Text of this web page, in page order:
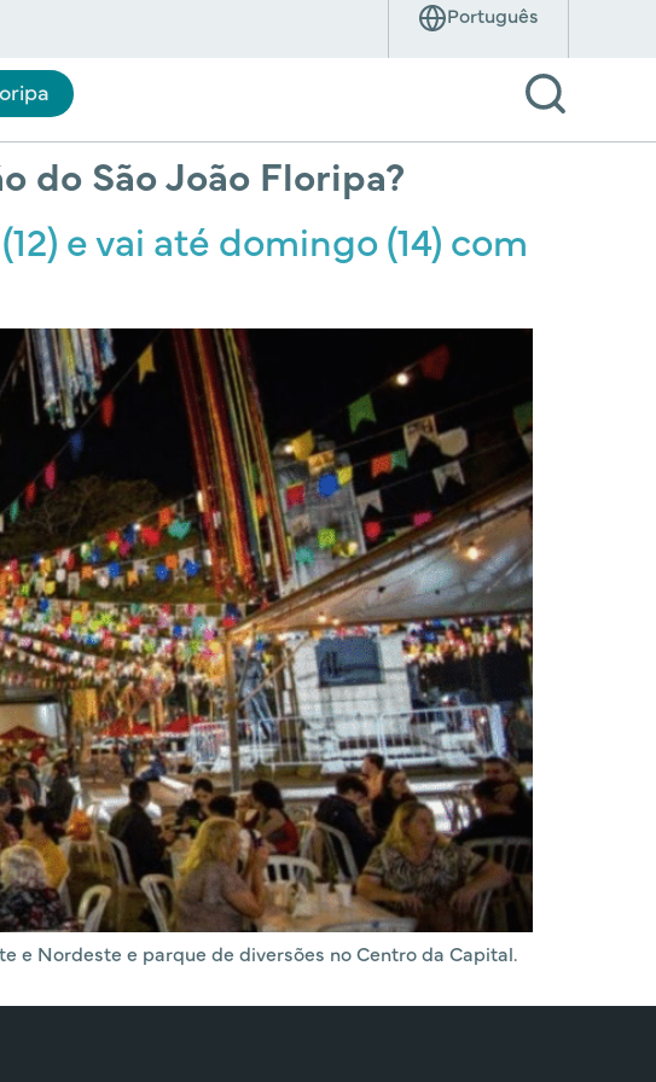
do São João Floripa?
e vai até domingo (14) com
e Nordeste e parque de diversões no Centro da Capital.